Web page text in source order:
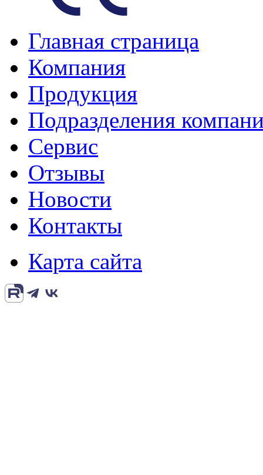
Главная страница
Компания
Продукция
Подразделения
Сервис
Отзывы
Новости
Контакты
Карта сайта